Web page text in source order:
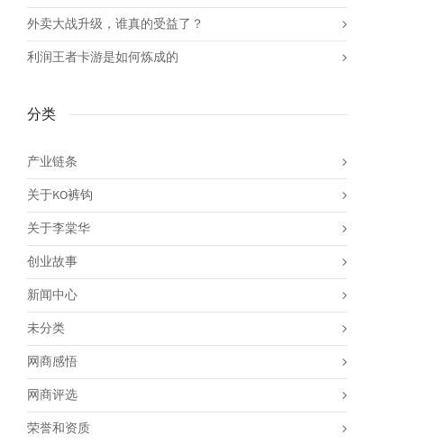
外卖大战升级，谁真的受益了？
利润王者卡游是如何炼成的
分类
产业链条
关于KO裤钩
关于李棠华
创业故事
新闻中心
未分类
网商感悟
网商评选
荣誉和资质